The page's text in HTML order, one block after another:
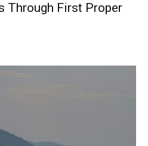
Through First Proper